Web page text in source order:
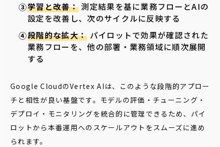
学習と改善：測定結果を基に業務フローとAIの
設定を改善し、次のサイクルに反映する
段階的な拡大： パイロットで効果が確認された
業務フローを、他の部署・業務領域に順次展開
する
Google CloudのVertex AIは、このような段階的アプロー
チと相性が良い基盤です。モデルの評価・チューニング・
デプロイ・モニタリングを統合的に管理できるため、パイ
ロットから本番運用へのスケールアウトをスムーズに進め
られます。